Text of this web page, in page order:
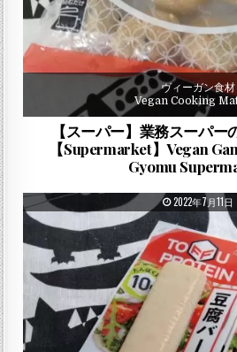
ヴィーガン食材
Vegan Cooking
【スーパー】業務スーパー
【Supermarket】Vegan
Gyomu
PUBLISHED DATE:
2022年7月11日